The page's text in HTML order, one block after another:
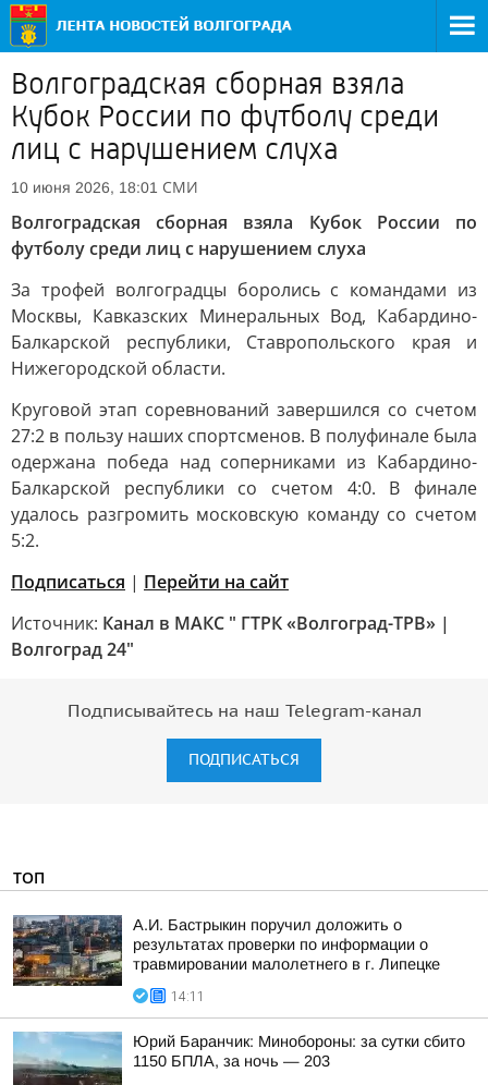
Волгоградская сборная взяла
Кубок России по футболу среди
лиц с нарушением слуха
10 июня 2026, 18:01 СМИ
Волгоградская сборная взяла Кубок России по
футболу среди лиц с нарушением слуха
За трофей волгоградцы боролись с командами из
Москвы, Кавказских Минеральных Вод, Кабардино-
Балкарской республики, Ставропольского края и
Нижегородской области.
Круговой этап соревнований завершился со счетом
27:2 в пользу наших спортсменов. В полуфинале была
одержана победа над соперниками из Кабардино-
Балкарской республики со счетом 4:0. В финале
удалось разгромить московскую команду со счетом
5:2.
Подписаться | Перейти на сайт
Источник: Канал в МАКС " ГТРК «Волгоград-ТРВ» |
Волгоград 24"
Подписывайтесь на наш Telegram-канал
ПОДПИСАТЬСЯ
ТОП
А.И. Бастрыкин поручил доложить о
результатах проверки по информации о
травмировании малолетнего в г. Липецке
14:11
Юрий Баранчик: Минобороны: за сутки сбито
1150 БПЛА, за ночь — 203